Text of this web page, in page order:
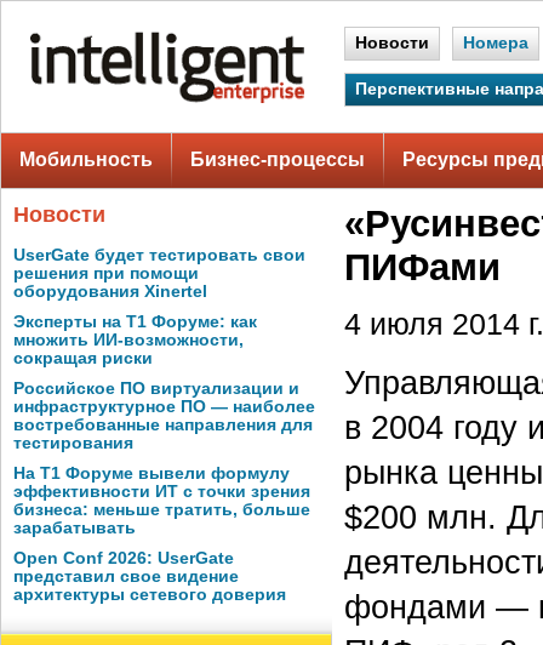
Новости Номера
Перспективные
Мобильность Бизнес-процессы Ресурсы
Новости
UserGate будет тестировать свои
решения при помощи
оборудования Xinertel
Эксперты на Т1 Форуме: как
множить ИИ-возможности,
сокращая риски
Российское ПО виртуализации и
инфраструктурное ПО — наиболее
востребованные направления для
тестирования
На Т1 Форуме вывели формулу
эффективности ИТ с точки зрения
бизнеса: меньше тратить, больше
зарабатывать
Open Conf 2026: UserGate
представил свое видение
архитектуры сетевого доверия
ПИФами
4 июля 2014 г.
в 2004 году
рынка
$200 млн.
фондами —